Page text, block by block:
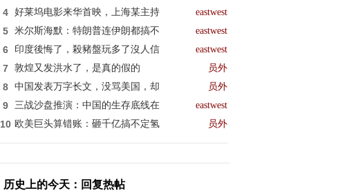
4 好莱坞电影来华首映，上海某主持 eastwest
5 米尔斯海默：特朗普连伊朗都搞不 eastwest
6 印度後悔了，殺豬盤玩多了沒人信 eastwest
7 敦煌又发洪水了，是真的假的 员外
8 中国发表万字长文，没骂美国，却 员外
9 三战沙盘推演：中国的生存底线在 eastwest
10 欧美巨头算错账：砸千亿搞不定氢 员外
历史上的今天：回复热帖